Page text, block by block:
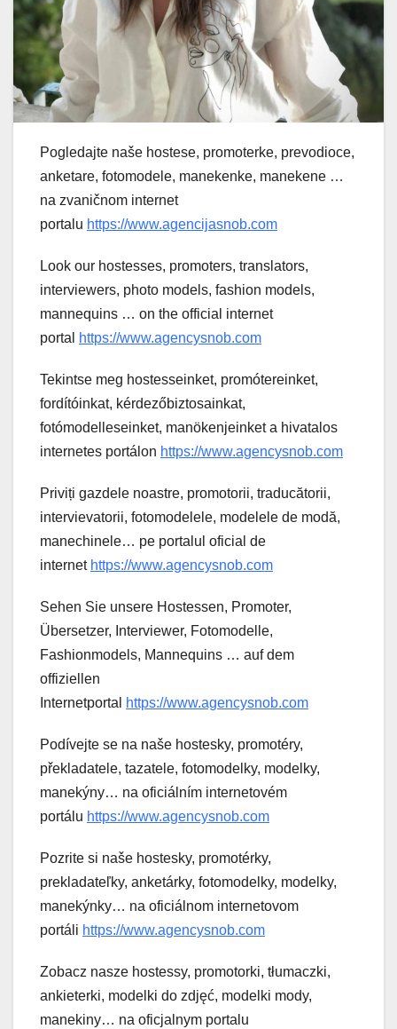
Pogledajte naše hostese, promoterke, prevodioce,
anketare, fotomodele, manekenke, manekene …
na zvaničnom internet
portalu https://www.agencijasnob.com
Look our hostesses, promoters, translators,
interviewers, photo models, fashion models,
mannequins … on the official internet
portal
https://www.agencysnob.com
Tekintse meg hostesseinket, promótereinket,
fordítóinkat, kérdezőbiztosainkat,
fotómodelleseinket, manökenjeinket a hivatalos
internetes portálon https://www.agencysnob.com
Priviți gazdele noastre, promotorii, traducătorii,
intervievatorii, fotomodelele, modelele de modă,
manechinele… pe portalul oficial de
internet https://www.agencysnob.com
Sehen Sie unsere Hostessen, Promoter,
Übersetzer, Interviewer, Fotomodelle,
Fashionmodels, Mannequins … auf dem
offiziellen
Internetportal
https://www.agencysnob.com
Podívejte se na naše hostesky, promotéry,
překladatele, tazatele, fotomodelky, modelky,
manekýny… na oficiálním internetovém
portálu https://www.agencysnob.com
Pozrite si naše hostesky, promotérky,
prekladateľky, anketárky, fotomodelky, modelky,
manekýnky… na oficiálnom internetovom
portáli https://www.agencysnob.com
Zobacz nasze hostessy, promotorki, tłumaczki,
ankieterki, modelki do zdjęć, modelki mody,
manekiny… na oficjalnym portalu